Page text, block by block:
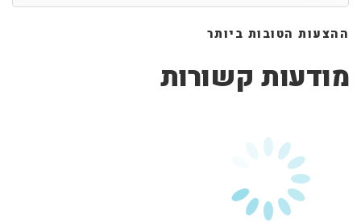
ההצעות הטובות ביותר
מודעות קשורות